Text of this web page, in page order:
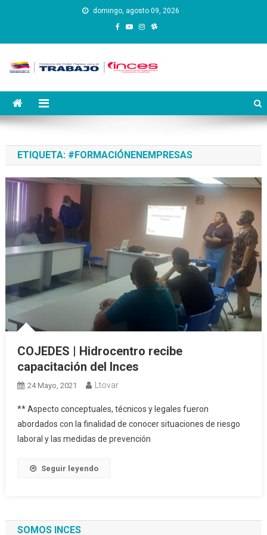
domingo, agosto 09, 2026
Instituto Nacional de
Capacitación y Educación
ETIQUETA: #FORMACIÓNENEMPRESAS
COJEDES | Hidrocentro recibe
capacitación del Inces
24 Mayo, 2021 Ltovar
** Aspecto conceptuales, técnicos y legales fueron
abordados con la finalidad de conocer situaciones de riesgo
laboral y las medidas de prevención
Seguir leyendo
SOMOS INCES